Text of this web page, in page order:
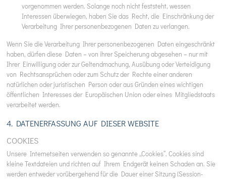
vorgenommen werden. Solange noch nicht feststeht, wessen
Interessen überwiegen, haben Sie das Recht, die Einschränkung der
Verarbeitung Ihrer personenbezogenen Daten zu verlangen.
Wenn Sie die Verarbeitung Ihrer personenbezogenen Daten eingeschränkt
haben, dürfen diese Daten – von ihrer Speicherung abgesehen – nur mit
Ihrer Einwilligung oder zur Geltendmachung, Ausübung oder Verteidigung
von Rechtsansprüchen oder zum Schutz der Rechte einer anderen
natürlichen oder juristischen Person oder aus Gründen eines wichtigen
öffentlichen Interesses der Europäischen Union oder eines Mitgliedstaats
verarbeitet werden.
4. DATENERFASSUNG AUF DIESER WEBSITE
COOKIES
Unsere Internetseiten verwenden so genannte „Cookies“. Cookies sind
kleine Textdateien und richten auf Ihrem Endgerät keinen Schaden an. Sie
werden entweder vorübergehend für die Dauer einer Sitzung (Session-